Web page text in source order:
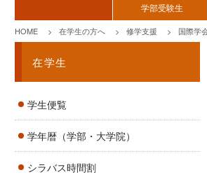
学部受験生
HOME 在学生の方へ 修学支援 国際学
在学生
学生便覧
学年暦（学部・大学院）
シラバス時間割